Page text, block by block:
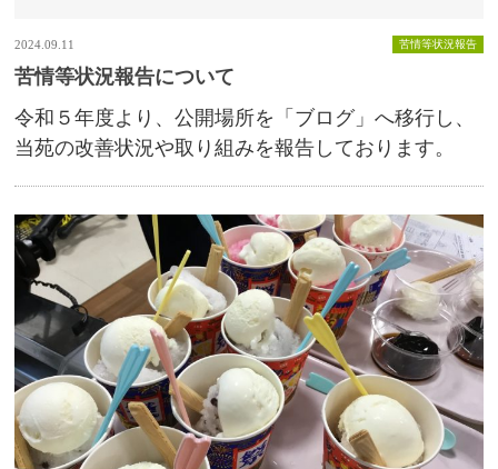
2024.09.11 苦情等状況報告
苦情等状況報告について
令和５年度より、公開場所を「ブログ」へ移行し、
当苑の改善状況や取り組みを報告しております。